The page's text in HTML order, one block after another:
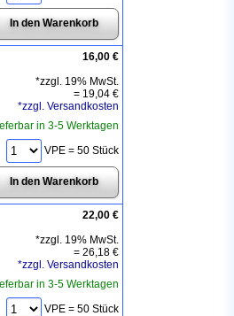
16,00 €
*zzgl. 19% MwSt.
= 19,04 €
*zzgl. Versandkosten
in 3-5 Werktagen
VPE = 50 Stück
22,00 €
*zzgl. 19% MwSt.
=26,18 €
*zzgl. Versandkosten
in 3-5 Werktagen
VPE = 50 Stück